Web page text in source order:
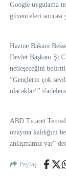
Google uygulama
güvenceleri sonrası
Hazine Bakanı
Devlet Başkanı Şi
netleşeceğini
“Gençlerin çok
olacaklar!”
ABD Ticaret
onayına kaldığını
anlaşmamız var”
Paylaş